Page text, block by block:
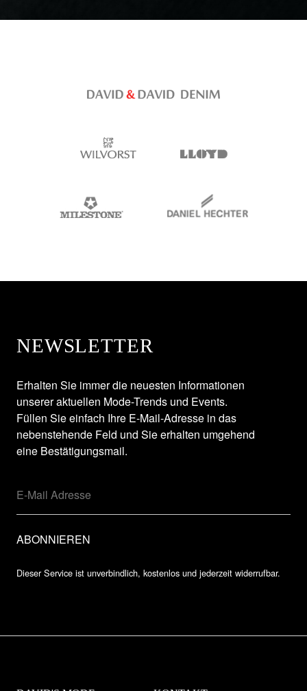
NEWSLETTER
Erhalten Sie immer die neuesten Informationen
unserer aktuellen Mode-Trends und Events.
Füllen Sie einfach Ihre E-Mail-Adresse in das
nebenstehende Feld und Sie erhalten umgehend
eine Bestätigungsmail.
Dieser Service ist unverbindlich, kostenlos und jederzeit widerrufbar.